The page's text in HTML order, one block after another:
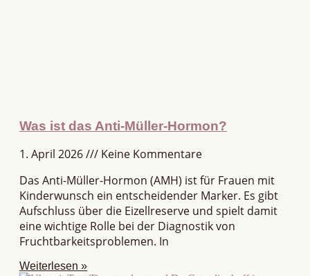
Was ist das Anti-Müller-Hormon?
1. April 2026
Keine Kommentare
Das Anti-Müller-Hormon (AMH) ist für Frauen mit
Kinderwunsch ein entscheidender Marker. Es gibt
Aufschluss über die Eizellreserve und spielt damit
eine wichtige Rolle bei der Diagnostik von
Fruchtbarkeitsproblemen. In
Weiterlesen »